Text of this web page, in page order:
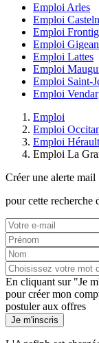
Emploi Arles
Emploi
Emploi
Emploi Gigean
Emploi Lattes
Emploi
Emploi Saint-
Emploi
Emploi
Emploi
Emploi Hérault
Emploi La
Créer une alerte mail
pour cette recherche
En cliquant sur "Je
pour créer mon
postuler aux offres
Je m'inscris